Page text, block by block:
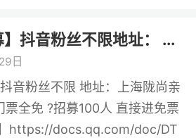
抖音粉丝不限地址： ...
日
音粉丝不限 地址：上海陇尚亲
票全免 ?招募100人 直接进免票
https://docs.qq.com/doc/DT